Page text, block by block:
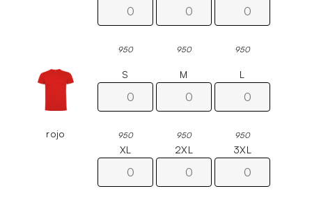
950 950 950
rojo
S
950
M
950
L
950
XL 2XL 3XL